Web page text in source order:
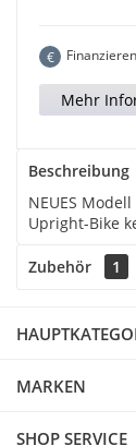
€
Mehr
Beschreibung
NEUES
Upright-Bike
Zubehör 1
MARKEN
SHOP SERVICE